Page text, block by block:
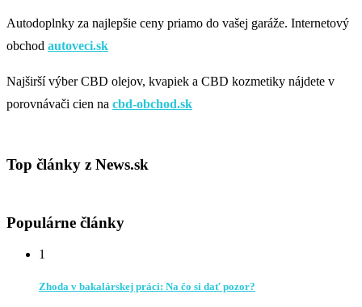
Autodoplnky za najlepšie ceny priamo do vašej garáže. Internetový
obchod autoveci.sk
Najširší výber CBD olejov, kvapiek a CBD kozmetiky nájdete v
porovnávači cien na cbd-obchod.sk
Top články z News.sk
Populárne články
1
Zhoda v bakalárskej práci: Na čo si dať pozor?